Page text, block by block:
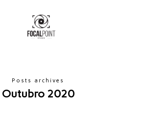
Posts archives
Outubro 2020